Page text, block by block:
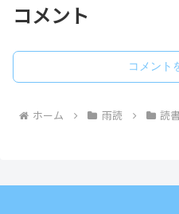
コメント
コメント
ホーム 雨読 読